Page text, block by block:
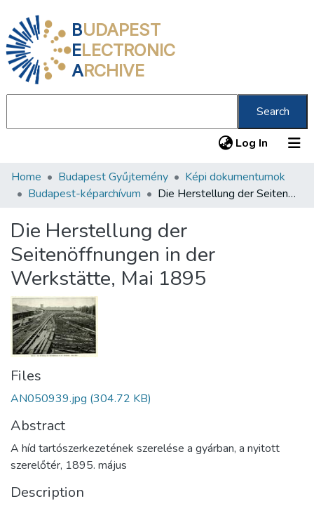
BUDAPEST
ELECTRONIC
ARCHIVE
Search
Log In (current)
Communities & Collections
Statistics
About us
Home Budapest Gyűjtemény
Képi dokumentumok
Budapest-képarchívum
Die Herstellung der Seitenöffnungen in der Werkstätte, Mai 1895
Die Herstellung der
Seitenöffnungen in der
Werkstätte, Mai 1895
Files
AN050939.jpg (304.72 KB)
Abstract
A híd tartószerkezetének szerelése a gyárban, a nyitott
szerelőtér, 1895. május
Description